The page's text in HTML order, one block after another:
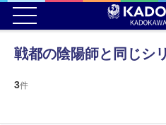
戦都の陰陽師と同じシ
3件